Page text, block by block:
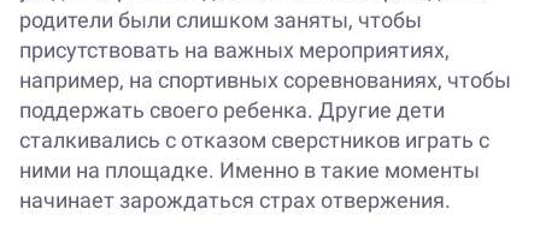
родители были слишком заняты, чтобы
присутствовать на важных мероприятиях,
например, на спортивных соревнованиях, чтобы
поддержать своего ребенка. Другие дети
сталкивались с отказом сверстников играть с
ними на площадке. Именно в такие моменты
начинает зарождаться страх отвержения.